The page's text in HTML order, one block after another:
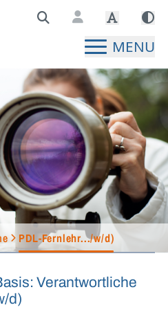
Hauptseite
MENU
PDL-Fernlehr.../w/d)
Verantwortliche
d)